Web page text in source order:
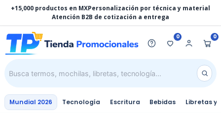
contenido
+15,000 productos en MXPersonalización por técnica y material
Atención B2B de cotización a entrega
0 0
Mundial 2026 Tecnología Escritura Bebidas Libretas y